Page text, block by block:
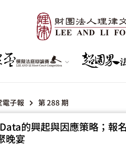
電子報 第 288 期
的興起與因應策略；報
晚宴